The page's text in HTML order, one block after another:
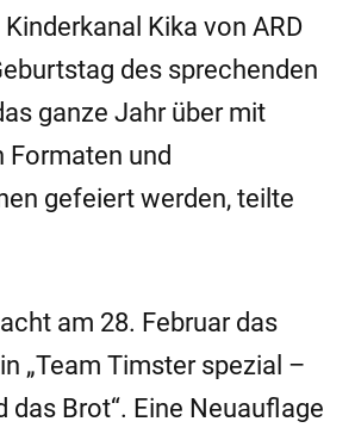
Kika von ARD
des sprechenden
ganze Jahr über mit
Formaten und
gefeiert werden, teilte
am 28. Februar das
„Team Timster spezial –
das Brot“. Eine Neuauflage